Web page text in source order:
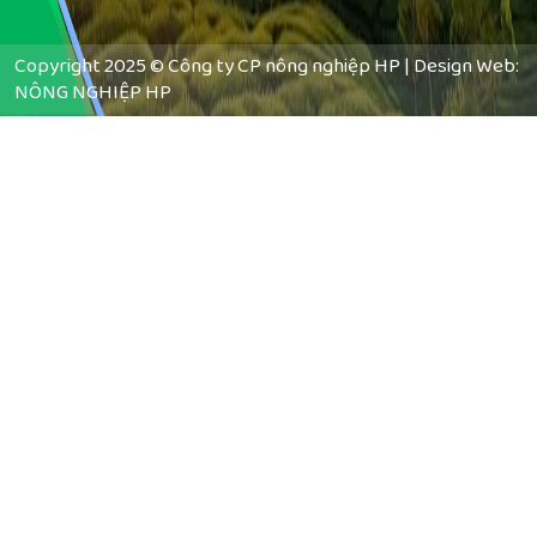
Copyright 2025 © Công ty CP nông nghiệp HP |Design Web:
NÔNG NGHIỆP HP